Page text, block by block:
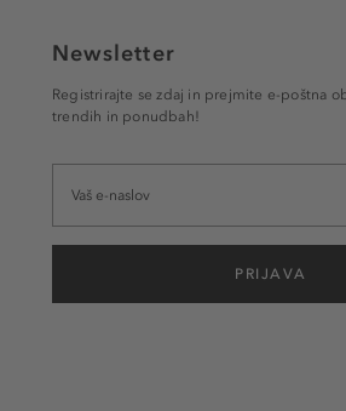
Newsletter
Registrirajte se zdaj in prejmite e-poštna
trendih in ponudbah!
PRIJAVA